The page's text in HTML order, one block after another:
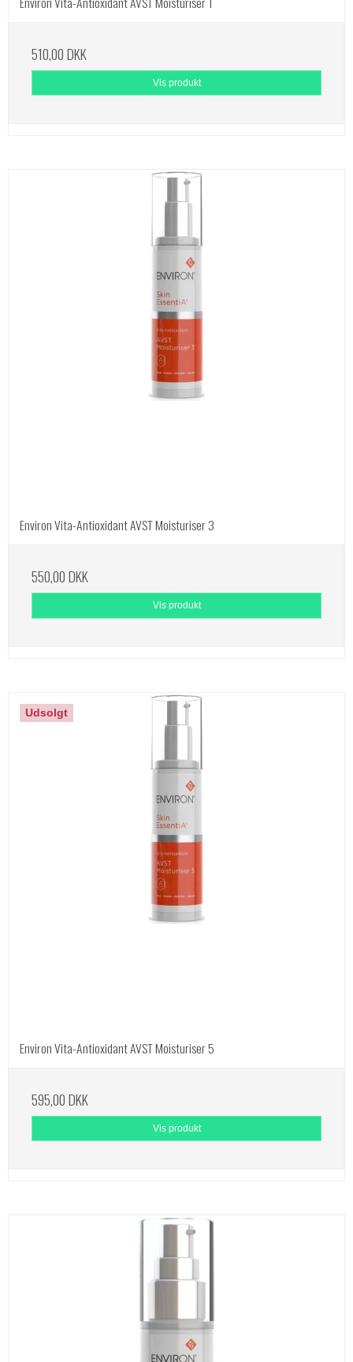
510,00 DKK
Vis produkt
Environ Vita-Antioxidant AVST Moisturiser 3
550,00 DKK
Vis produkt
Udsolgt
Environ Vita-Antioxidant AVST Moisturiser 5
595,00 DKK
Vis produkt